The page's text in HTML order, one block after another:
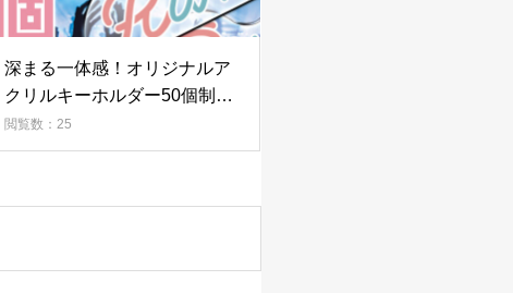
深まる一体感！オリジナルア
クリルキーホルダー50個制作
権争奪戦！！Vol.7
閲覧数：25